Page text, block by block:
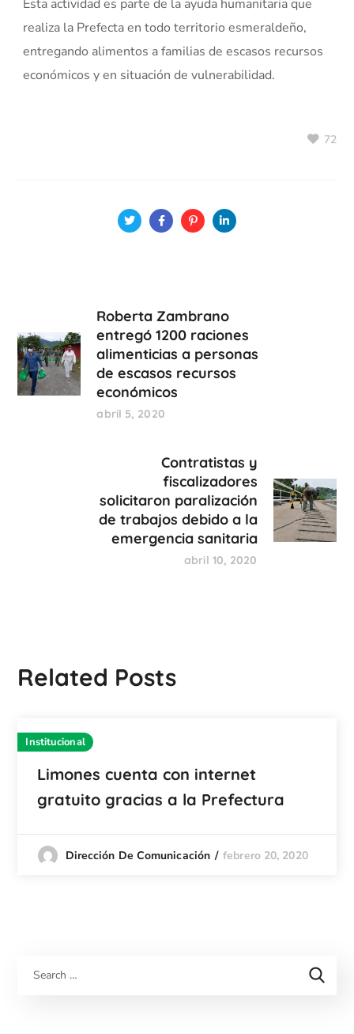
Esta actividad es parte de la ayuda humanitaria que
realiza la Prefecta en todo territorio esmeraldeño,
entregando alimentos a familias de escasos recursos
económicos y en situación de vulnerabilidad.
72
Roberta Zambrano
entregó 1200 raciones
alimenticias a personas
de escasos recursos
económicos
abril 5, 2020
Contratistas y
fiscalizadores
solicitaron paralización
de trabajos debido a la
emergencia sanitaria
abril 10, 2020
Related Posts
Institucional
Limones cuenta con internet
gratuito gracias a la Prefectura
Dirección De Comunicación febrero 20, 2020